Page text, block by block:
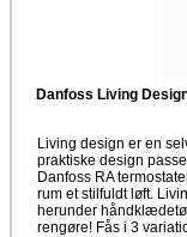
Danfoss Living
Living design er en
praktiske design
Danfoss RA
rum et stilfuldt løft.
herunder
rengøre! Fås i 3